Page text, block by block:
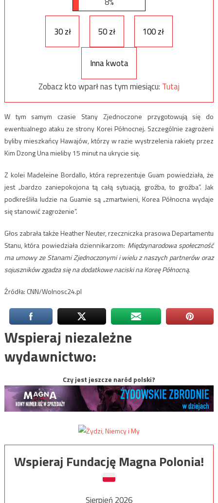
30 zł 50 zł 100 zł
Inna kwota
Zobacz kto wparł nas tym miesiącu: Tutaj
W tym samym czasie Stany Zjednoczone przygotowują się do
ewentualnego ataku ze strony Korei Północnej. Szczególnie zagrożeni
byliby mieszkańcy Hawajów, którzy w razie wystrzelenia rakiety przez
Kim Dzong Una mieliby 15 minut na ukrycie się.
Z kolei Madeleine Bordallo, która reprezentuje Guam powiedziała, że
jest „bardzo zaniepokojona tą całą sytuacją, groźba, to groźba”. Jak
podkreśliła ludzie na Guamie są „zmartwieni, Korea Północna wydaje
się stanowić zagrożenie”.
Głos zabrała także Heather Neuter, rzeczniczka prasowa Departamentu
Stanu, która powiedziała dziennikarzom: Międzynarodowa społeczność
ma umowy ze Stanami Zjednoczonymi i wielu z naszych partnerów oraz
sojuszników zgadza się na dodatkowe naciski na Koreę Północną.
Źródła: CNN/Wolnosc24.pl
Wspieraj niezależne
wydawnictwo:
Czy jest jeszcze naród polski?
Wspieraj Fundację Magna Polonia!
Sierpień 2026